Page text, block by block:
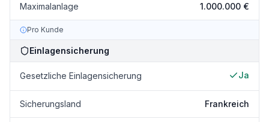
Maximalanlage 1.000.000 €
Pro Kunde
Einlagensicherung
Gesetzliche Einlagensicherung Ja
Sicherungsland Frankreich